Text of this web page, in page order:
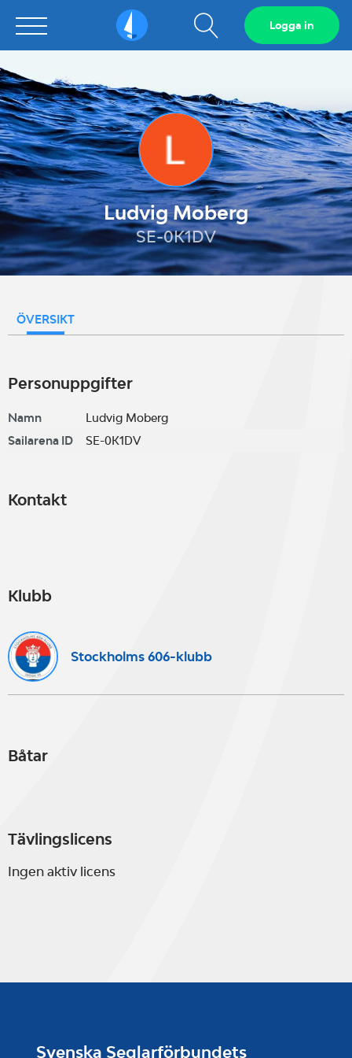
Sailarena Visa
sökfält
Logga in
Ludvig Moberg
SE-0K1DV
ÖVERSIKT
Personuppgifter
Namn
Ludvig Moberg
Sailarena ID
SE-0K1DV
Kontakt
Klubb
Stockholms 606-klubb
Båtar
Tävlingslicens
Ingen aktiv licens
Svenska Seglarförbundets